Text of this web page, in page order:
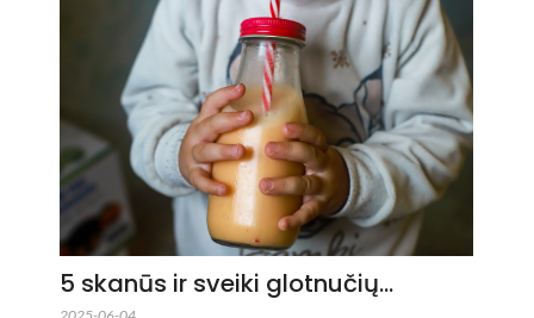
5 skanūs ir sveiki glotnučių…